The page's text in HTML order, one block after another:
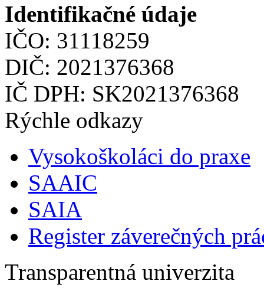
Identifikačné údaje
IČO: 31118259
DIČ: 2021376368
IČ DPH: SK2021376368
Rýchle odkazy
Vysokoškoláci do praxe
SAAIC
SAIA
Register záverečných
Transparentná univerzita